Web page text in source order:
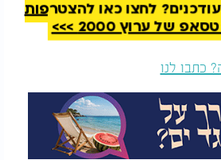
היה חוזר עליהם בפני תלמידים שלא
את דרכה של ישיבת חברון במשך
הענפה, פעל יחד עם רעייתו למען
המועצות וסייע במאמצי קליטתם בארץ
לחצו כאן להצטרפות
של ערוץ 2000 >>>
כתבו לנו